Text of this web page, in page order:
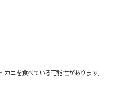
ニを食べている可能性があります。